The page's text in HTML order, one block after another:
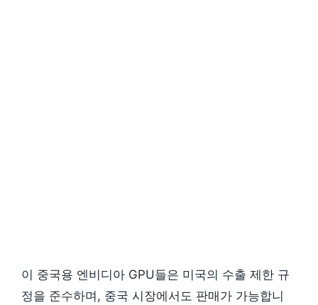
이 중국용 엔비디아 GPU들은 미국의 수출 제한 규
정을 준수하며, 중국 시장에서도 판매가 가능합니